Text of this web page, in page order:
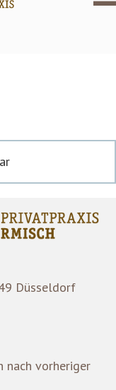
Düsseldorf
nach vorheriger